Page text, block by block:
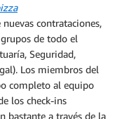
contrataciones,
de todo el
Seguridad,
Los miembros del
completo al equipo
los check-ins
bastante a través de la